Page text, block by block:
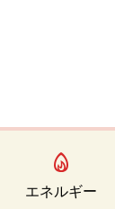
エネルギー